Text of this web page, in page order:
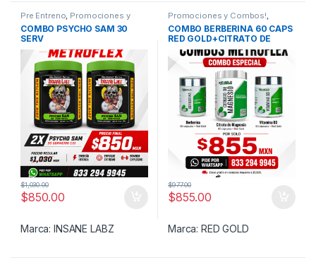
Pre Entreno, Promociones y
Combos!
COMBO PSYCHO SAM 30
SERV
$850.00
$1,030.00
Marca:INSANE LABZ
Promociones y Combos!,
Vitaminas
COMBO BERBERINA 60 CAPS
RED GOLD+CITRATO DE
MAGNESIO 90 CAPS RED
GOLD+VITAMINA D3 90 CAPS
RED GOLD
$855.00
$977.00
Marca:RED GOLD